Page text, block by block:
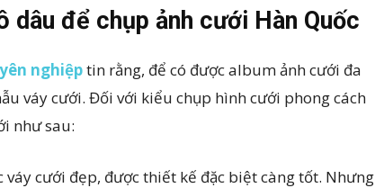
dâu để chụp ảnh cưới Hàn Quốc
nghiệptin rằng, để có được album ảnh cưới đa
váy cưới. Đối với kiểu chụp hình cưới phong cách
như sau:
cưới đẹp, được thiết kế đặc biệt càng tốt. Nhưng